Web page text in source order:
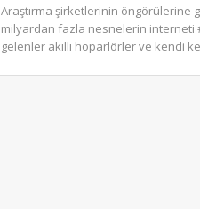
Araştırma şirketlerinin öngörülerine
milyardan fazla nesnelerin interneti
gelenler akıllı hoparlörler ve kendi